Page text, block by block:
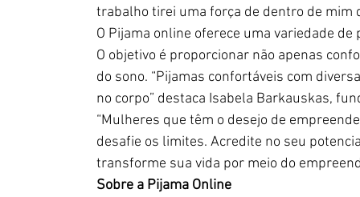
trabalho tirei uma força de dentro de mim
O Pijama online oferece uma variedade
O objetivo é proporcionar não apenas
do sono. “Pijamas confortáveis com
no corpo” destaca Isabela Barkauskas,
“Mulheres que têm o desejo de
desafie os limites. Acredite no seu
transforme sua vida por meio do
Sobre a Pijama Online